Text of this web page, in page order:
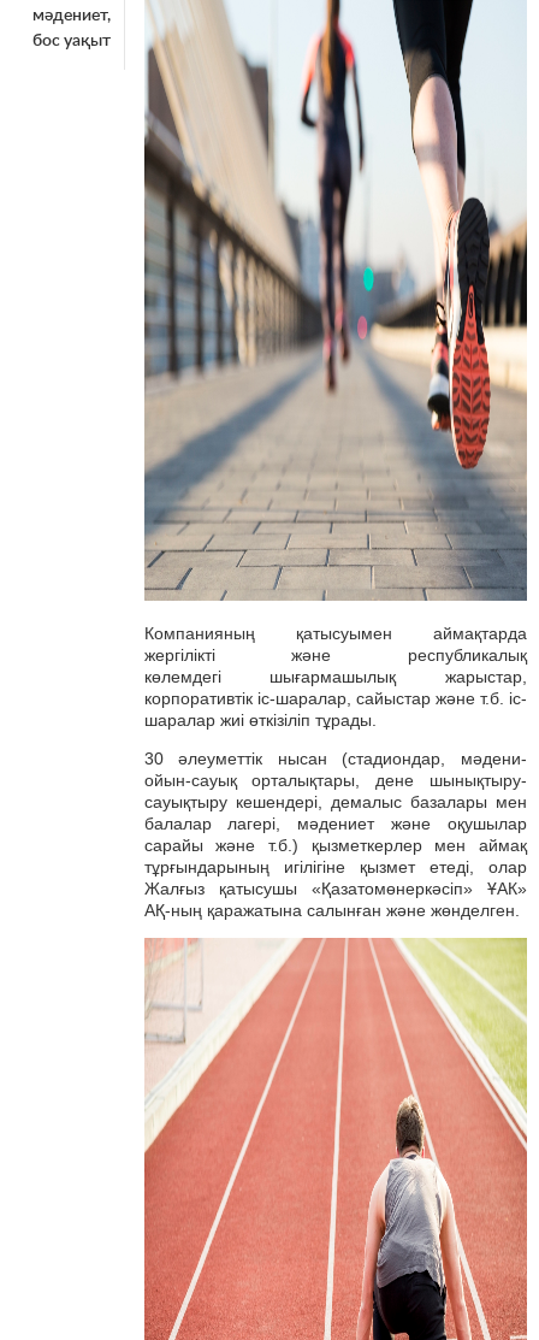
мәдениет,
бос уақыт
Компанияның қатысуымен аймақтарда
жергілікті және республикалық
көлемдегі шығармашылық жарыстар,
корпоративтік іс-шаралар, сайыстар және т.б. іс-
шаралар жиі өткізіліп тұрады.
30 әлеуметтік нысан (стадиондар, мәдени-
ойын-сауық орталықтары, дене шынықтыру-
сауықтыру кешендері, демалыс базалары мен
балалар лагері, мәдениет және оқушылар
сарайы және т.б.) қызметкерлер мен аймақ
тұрғындарының игілігіне қызмет етеді, олар
Жалғыз қатысушы «Қазатомөнеркәсіп» ҰАК»
АҚ-ның қаражатына салынған және жөнделген.